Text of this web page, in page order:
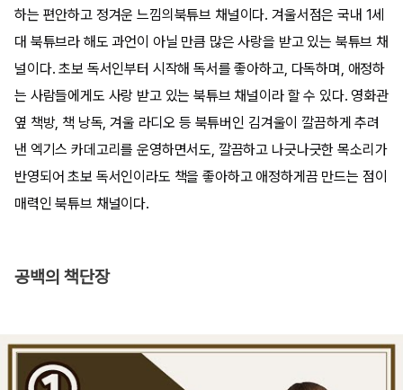
하는 편안하고 정겨운 느낌의북튜브 채널이다. 겨울서점은 국내 1세
대 북튜브라 해도 과언이 아닐 만큼 많은 사랑을 받고 있는 북튜브 채
널이다. 초보 독서인부터 시작해 독서를 좋아하고, 다독하며, 애정하
는 사람들에게도 사랑 받고 있는 북튜브 채널이라 할 수 있다. 영화관
옆 책방, 책 낭독, 겨울 라디오 등 북튜버인 김겨울이 깔끔하게 추려
낸 엑기스 카데고리를 운영하면서도, 깔끔하고 나긋나긋한 목소리가
반영되어 초보 독서인이라도 책을 좋아하고 애정하게끔 만드는 점이
매력인 북튜브 채널이다.
공백의 책단장